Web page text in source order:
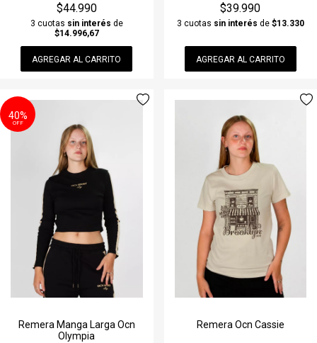
$44.990
3 cuotas sin interés de
$14.996,67
AGREGAR AL CARRITO
$39.990
3 cuotas sin interés de $13.330
AGREGAR AL CARRITO
Remera Manga Larga Ocn
Olympia
40%
OFF
Remera Ocn Cassie